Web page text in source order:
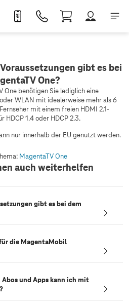
gibt es bei
One?
One benötigen Sie lediglich eine
WLAN mit idealerweise mehr als 6
mit einem freien HDMI 2.1-
HDCP 1.4 oder HDCP 2.3.
nur innerhalb der EU genutzt werden.
MagentaTV One
auch weiterhelfen
gibt es bei dem
die MagentaMobil
und Apps kann ich mit